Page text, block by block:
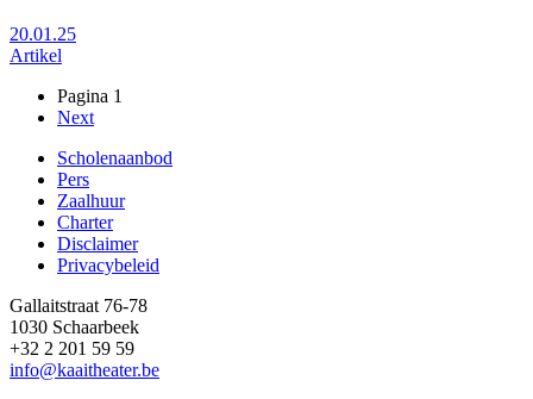
20.01.25
Artikel
Paginering
Pagina 1
Volgende
Next
Footer
Scholenaanbod
Pers
Zaalhuur
Charter
Disclaimer
Privacybeleid
Gallaitstraat 76-78
1030 Schaarbeek
+32 2 201 59 59
info@kaaitheater.be